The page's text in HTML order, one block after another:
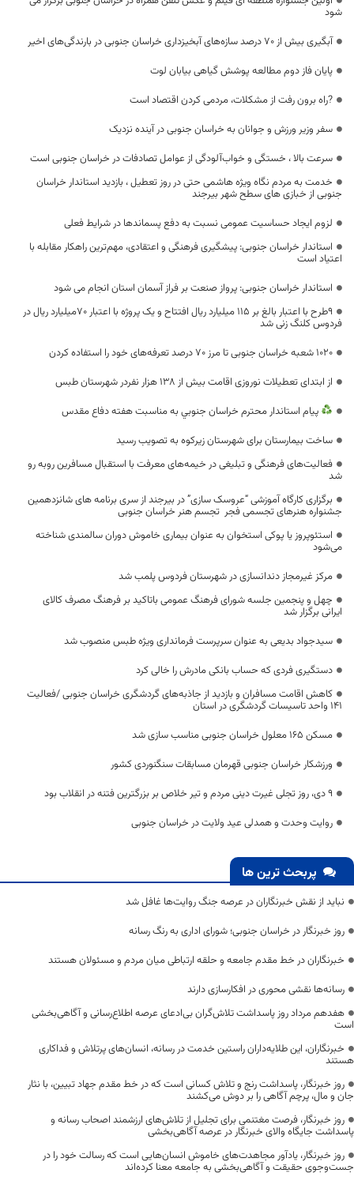
شود
آبگیری بیش از ۷۰ درصد سازه‌های آبخیزداری خراسان جنوبی در بارندگی‌های اخیر
پایان فاز دوم مطالعه پوشش گیاهی بیابان لوت
?راه برون رفت از مشکلات، مردمی کردن اقتصاد است
سفر وزیر ورزش و جوانان به خراسان جنوبی در آینده نزدیک
سرعت بالا ، خستگی و خواب‌آلودگی از عوامل تصادفات در خراسان جنوبی است
خدمت به مردم نگاه ویژه هاشمی حتی در روز تعطیل ، بازدید استاندار خراسان
جنوبی از خبازی های سطح شهر بیرجند
لزوم ایجاد حساسیت عمومی نسبت به دفع پسماندها در شرایط فعلی
استاندار خراسان جنوبی: پیشگیری فرهنگی و اعتقادی، مهم‌ترین راهکار مقابله با
اعتیاد است
استاندار خراسان جنوبی: پرواز صنعت بر فراز آسمان استان انجام می شود
۹طرح با اعتبار بالغ بر ۱۱۵ میلیارد ریال افتتاح و یک پروژه با اعتبار ۷۰میلیارد ریال در
فردوس کلنگ زنی شد
۱۰۲۰ شعبه خراسان جنوبی تا مرز ۷۰ درصد تعرفه‌های خود را استفاده کردن
از ابتدای تعطیلات نوروزی اقامت بیش از ۱۳۸ هزار نفردر شهرستان طبس
پيام استاندار محترم خراسان جنوبي به مناسبت هفته دفاع مقدس
ساخت بیمارستان برای شهرستان زیرکوه به تصویب رسید
فعالیت‌های فرهنگی و تبلیغی در خیمه‌های معرفت با استقبال مسافرین روبه رو
شد
برگزاری کارگاه آموزشی “عروسک سازی” در بیرجند از سری برنامه های شانزدهمین
جشنواره هنرهای تجسمی فجر تجسم هنر خراسان جنوبی
استئوپروز یا پوکی استخوان به عنوان بیماری خاموش دوران سالمندی شناخته
می‌شود
مرکز غیرمجاز دندانسازی در شهرستان فردوس پلمب شد
چهل و پنجمین جلسه شورای فرهنگ عمومی باتاکید بر فرهنگ مصرف کالای
ایرانی برگزار شد
سیدجواد بدیعی به عنوان سرپرست فرمانداری ویژه طبس منصوب شد
دستگیری فردی که حساب بانکی مادرش را خالی کرد
کاهش اقامت مسافران و بازدید از جاذبه‌های گردشگری خراسان جنوبی /فعالیت
۱۴۱ واحد تاسیسات گردشگری در استان
مسکن 165 معلول خراسان جنوبی مناسب سازی شد
ورزشکار خراسان جنوبی قهرمان مسابقات سنگنوردی کشور
۹ دی، روز تجلی غیرت دینی مردم و تیر خلاص بر بزرگترین فتنه در انقلاب بود
روایت وحدت و همدلی عید ولایت در خراسان جنوبی
پربحث ترین ها
نباید از نقش خبرنگاران در عرصه جنگ روایت‌ها غافل شد
روز خبرنگار در خراسان جنوبی؛ شورای اداری به رنگ رسانه
خبرنگاران در خط مقدم جامعه و حلقه ارتباطی میان مردم و مسئولان هستند
رسانه‌ها نقشی محوری در افکارسازی دارند
هفدهم مرداد روز پاسداشت تلاش‌گران بی‌ادعای عرصه اطلاع‌رسانی و آگاهی‌بخشی
است
خبرنگاران، این طلایه‌داران راستین خدمت در رسانه، انسان‌های پرتلاش و فداکاری
هستند
روز خبرنگار، پاسداشت رنج و تلاش کسانی است که در خط مقدم جهاد تبیین، با نثار
جان و مال، پرچم آگاهی را بر دوش می‌کشند
روز خبرنگار، فرصت مغتنمی برای تجلیل از تلاش‌های ارزشمند اصحاب رسانه و
پاسداشت جایگاه والای خبرنگار در عرصه آگاهی‌بخشی
روز خبرنگار، یادآور مجاهدت‌های خاموش انسان‌هایی است که رسالت خود را در
جست‌وجوی حقیقت و آگاهی‌بخشی به جامعه معنا کرده‌اند